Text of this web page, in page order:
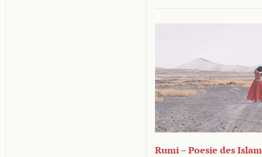
Rumi – Poesie des Islam